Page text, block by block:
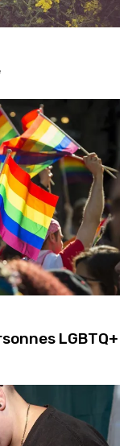
LGBTQ+